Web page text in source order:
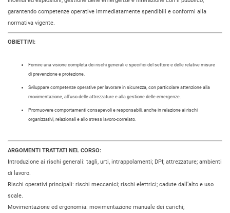
garantendo competenze operative immediatamente spendibili e conformi alla
normativa vigente.
OBIETTIVI:
Fornire una visione completa dei rischi generali e specifici del settore e delle relative misure
di prevenzione e protezione.
Sviluppare competenze operative per lavorare in sicurezza, con particolare attenzione alla
movimentazione, all’uso delle attrezzature e alla gestione delle emergenze.
Promuovere comportamenti consapevoli e responsabili, anche in relazione ai rischi
organizzativi, relazionali e allo stress lavoro-correlato.
ARGOMENTI TRATTATI NEL CORSO:
Introduzione ai rischi generali: tagli, urti, intrappolamenti; DPI; attrezzature; ambienti
di lavoro.
Rischi operativi principali: rischi meccanici; rischi elettrici; cadute dall’alto e uso
scale.
Movimentazione ed ergonomia: movimentazione manuale dei carichi;